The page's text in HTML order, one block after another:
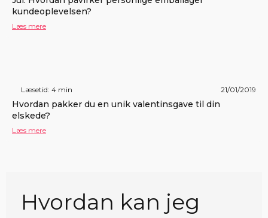
kundeoplevelsen?
Læs mere
Læsetid: 4 min 21/01/2019
Hvordan pakker du en unik valentinsgave til din
elskede?
Læs mere
Hvordan kan jeg